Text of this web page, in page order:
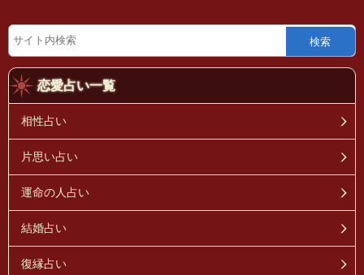
検索
恋愛占い一覧
相性占い
片思い占い
運命の人占い
結婚占い
復縁占い